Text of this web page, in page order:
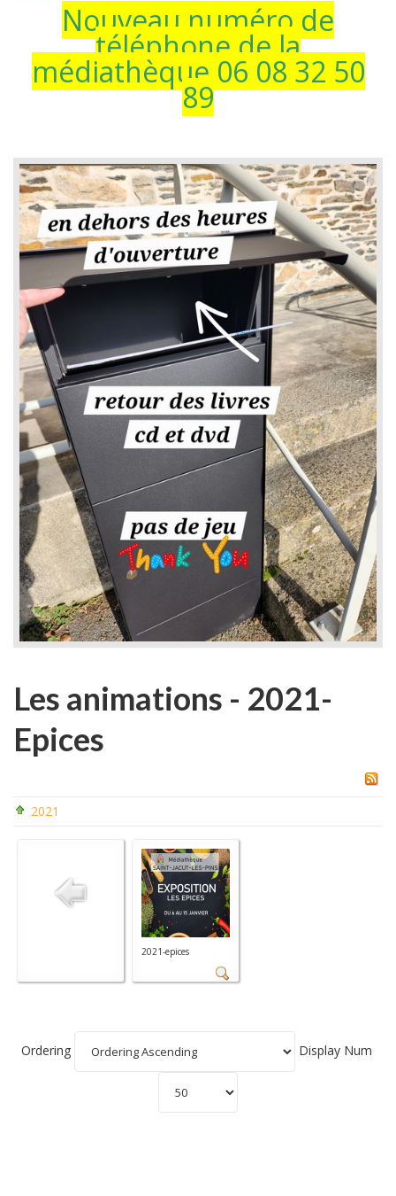
Nouveau numéro de
téléphone de la
médiathèque 06 08 32 50
89
Les animations - 2021-
Epices
2021
2021-epices
Ordering Display Num